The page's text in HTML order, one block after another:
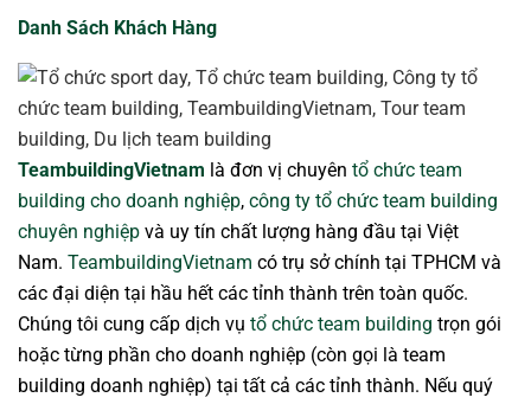
Danh Sách Khách Hàng
TeambuildingVietnam là đơn vị chuyên tổ chức team
building cho doanh nghiệp, công ty tổ chức team building
chuyên nghiệp và uy tín chất lượng hàng đầu tại Việt
Nam. TeambuildingVietnam có trụ sở chính tại TPHCM và
các đại diện tại hầu hết các tỉnh thành trên toàn quốc.
Chúng tôi cung cấp dịch vụ tổ chức team building trọn gói
hoặc từng phần cho doanh nghiệp (còn gọi là team
building doanh nghiệp) tại tất cả các tỉnh thành. Nếu quý